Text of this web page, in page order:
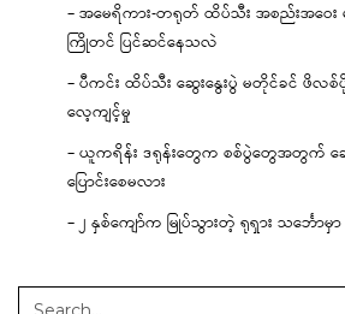
– အမေရိကား-တရုတ် ထိပ်သီး အစည်းအဝေ
ကြိုတင် ပြင်ဆင်နေသလဲ
– ပီကင်း ထိပ်သီး ဆွေးနွေးပွဲ မတိုင်ခင် ဖိလ
လေ့ကျင့်မှု
– ယူကရိန်း ဒရုန်းတွေက စစ်ပွဲတွေအတွက်
ပြောင်းစေမလား
– ၂ နှစ်ကျော်က မြုပ်သွားတဲ့ ရုရှား သင်္ဘော